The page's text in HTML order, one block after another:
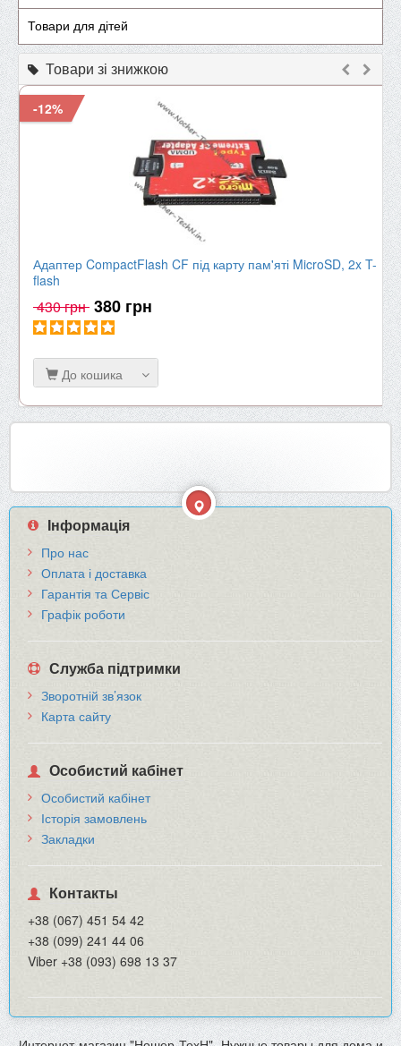
Товари для дітей
Товари зі знижкою
-12%
Адаптер CompactFlash CF під карту пам'яті MicroSD, 2x T-
flash
430 грн 380 грн
До кошика
Інформація
Про нас
Оплата і доставка
Гарантія та Сервіс
Графік роботи
Служба підтримки
Зворотній зв’язок
Карта сайту
Особистий кабінет
Особистий кабінет
Історія замовлень
Закладки
Контакты
+38 (067) 451 54 42
+38 (099) 241 44 06
Viber +38 (093) 698 13 37